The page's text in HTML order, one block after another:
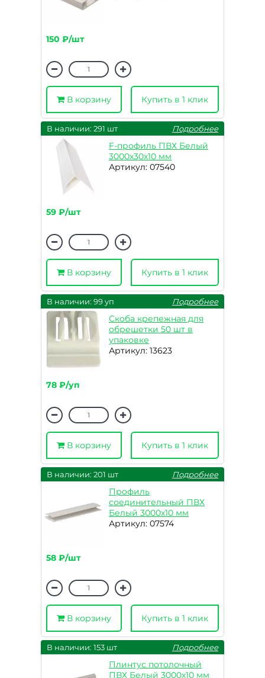
150 ₽/шт
В корзину Купить в 1 клик
В наличии: 291 шт Подробнее
F-профиль ПВХ Белый
3000х30х10 мм
Артикул: 07540
59 ₽/шт
В корзину Купить в 1 клик
В наличии: 99 уп Подробнее
Скоба крепежная для
обрешетки 50 шт в
упаковке
Артикул: 13623
78 ₽/уп
В корзину Купить в 1 клик
В наличии: 201 шт Подробнее
Профиль
соединительный ПВХ
Белый 3000х10 мм
Артикул: 07574
58 ₽/шт
В корзину Купить в 1 клик
В наличии: 153 шт Подробнее
Плинтус потолочный
ПВХ Белый 3000х10 мм